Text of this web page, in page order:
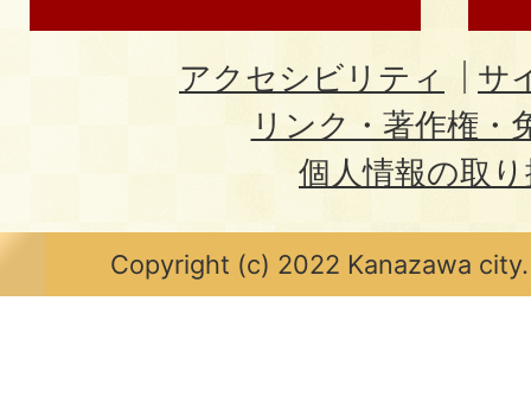
アクセシビリティ
サ
リンク・著作権・
個人情報の取
Copyright (c) 2022 Kanazawa